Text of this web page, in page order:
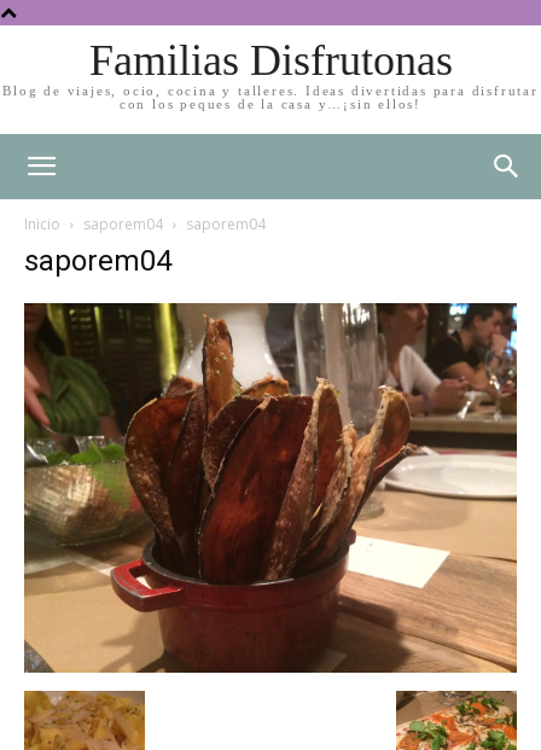
Familias Disfrutonas
Blog de viajes, ocio, cocina y talleres. Ideas divertidas para disfrutar
con los peques de la casa y…¡sin ellos!
Inicio saporem04 saporem04
saporem04